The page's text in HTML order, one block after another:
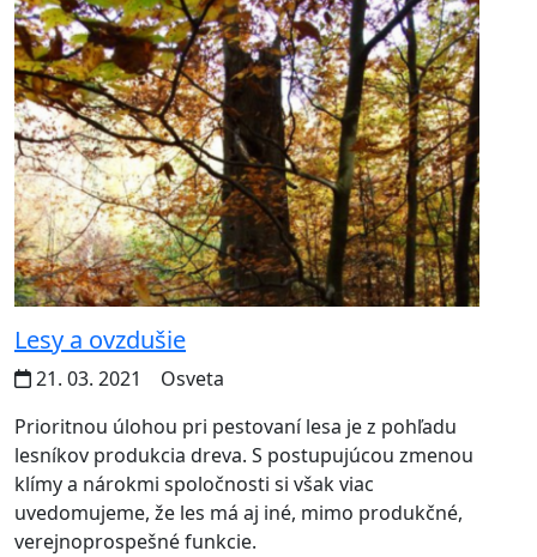
Lesy a ovzdušie
21. 03. 2021
Osveta
Prioritnou úlohou pri pestovaní lesa je z pohľadu
lesníkov produkcia dreva. S postupujúcou zmenou
klímy a nárokmi spoločnosti si však viac
uvedomujeme, že les má aj iné, mimo produkčné,
verejnoprospešné funkcie.